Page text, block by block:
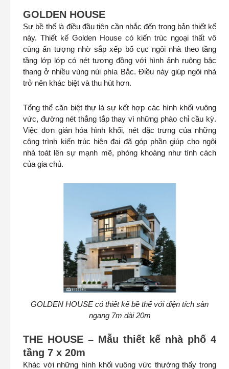
GOLDEN HOUSE
Sự bề thế là điều đầu tiên cần nhắc đến trong bản thiết kế
này. Thiết kế Golden House có kiến trúc ngoại thất vô
cùng ấn tượng nhờ sắp xếp bố cục ngôi nhà theo tầng
tầng lớp lớp có nét tương đồng với hình ảnh ruộng bậc
thang ở nhiều vùng núi phía Bắc. Điều này giúp ngôi nhà
trở nên khác biệt và thu hút hơn.
Tổng thể căn biệt thự là sự kết hợp các hình khối vuông
vức, đường nét thẳng tắp thay vì những phào chỉ cầu kỳ.
Việc đơn giản hóa hình khối, nét đặc trưng của những
công trình kiến trúc hiện đại đã góp phần giúp cho ngôi
nhà toát lên sự mạnh mẽ, phóng khoáng như tính cách
của gia chủ.
GOLDEN HOUSE có thiết kế bề thế với diện tích sàn
ngang 7m dài 20m
THE HOUSE – Mẫu thiết kế nhà phố 4
tầng 7 x 20m
Khác với những hình khối vuông vức thường thấy trong